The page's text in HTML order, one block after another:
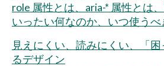
role 属性とは、aria-* 属性とは、
いったい何なのか、いつ使う
見えにくい、読みにくい、「
るデザイン